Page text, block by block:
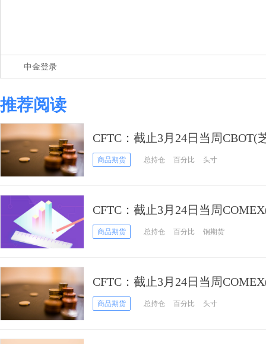
中金登录
推荐阅读
CFTC：截止3月24日当周CBOT(
冬小麦期货和期权持仓报告
商品期货 总持仓 百分比 头寸
CFTC：截止3月24日当周
铜期货和期权持仓报告
商品期货 总持仓 百分比 铜期货
CFTC：截止3月24日当周
白银期货和期权持仓报告
商品期货 总持仓 百分比 头寸